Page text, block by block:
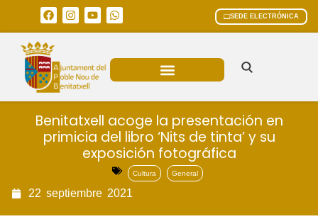
SEDE ELECTRÓNICA
Benitatxell acoge la presentación en
primicia del libro ‘Nits de tinta’ y su
exposición fotográfica
Cultura General
22 septiembre 2021